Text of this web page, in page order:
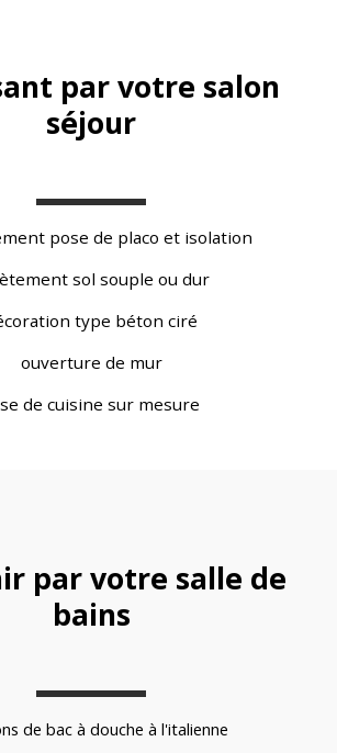
par votre salon
séjour
pose de placo et isolation
sol souple ou dur
type béton ciré
ouverture de mur
de cuisine sur mesure
par votre salle de
bains
de bac à douche à l'italienne